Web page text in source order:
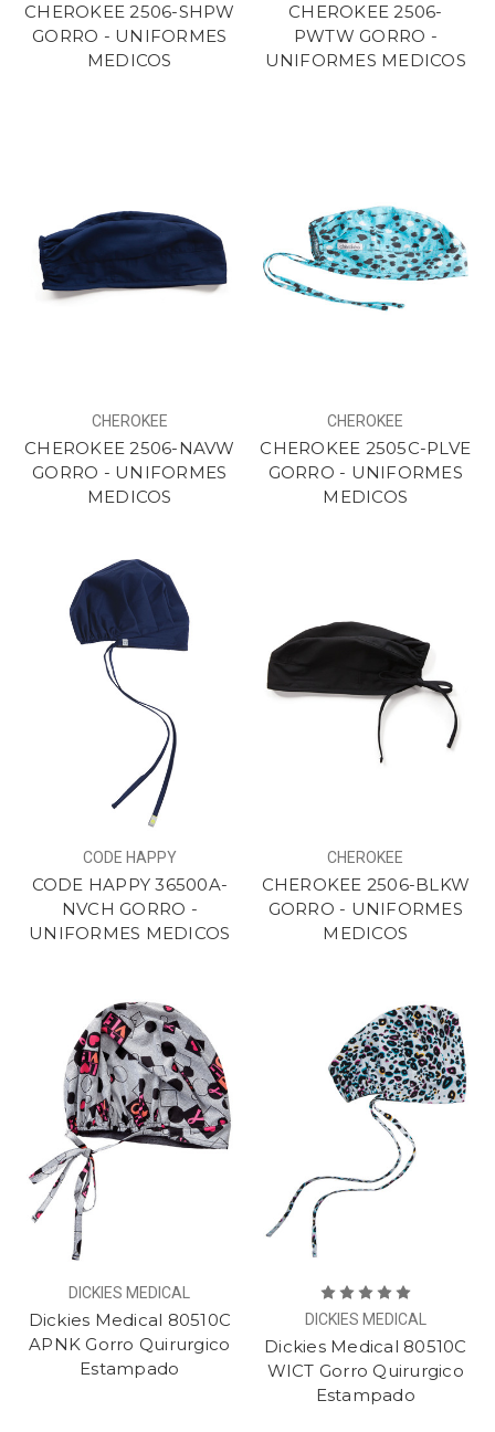
CHEROKEE 2506-SHPW
GORRO - UNIFORMES
MEDICOS
CHEROKEE 2506-
PWTW GORRO -
UNIFORMES MEDICOS
CHEROKEE
CHEROKEE 2506-NAVW
GORRO - UNIFORMES
MEDICOS
CHEROKEE
CHEROKEE 2505C-PLVE
GORRO - UNIFORMES
MEDICOS
CODE HAPPY
CODE HAPPY 36500A-
NVCH GORRO -
UNIFORMES MEDICOS
CHEROKEE
CHEROKEE 2506-BLKW
GORRO - UNIFORMES
MEDICOS
DICKIES MEDICAL
Dickies Medical 80510C
APNK Gorro Quirurgico
Estampado
DICKIES MEDICAL
Dickies Medical 80510C
WICT Gorro Quirurgico
Estampado